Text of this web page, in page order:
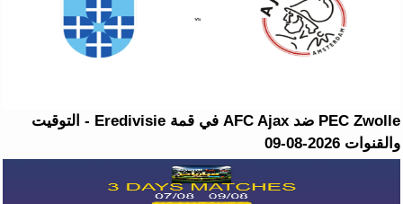
PEC Zwolle ضد AFC Ajax في قمة Eredivisie - التوقيت
والقنوات 2026-08-09